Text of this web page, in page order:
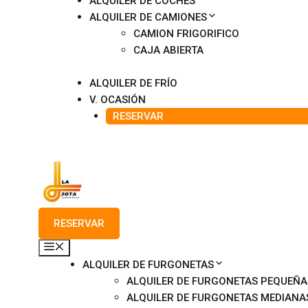
ALQUILER DE CAMIONES
CAMION FRIGORIFICO
CAJA ABIERTA
ALQUILER DE FRÍO
V. OCASIÓN
RESERVAR
RESERVAR
ALQUILER DE FURGONETAS
ALQUILER DE FURGONETAS
ALQUILER DE FURGONETAS